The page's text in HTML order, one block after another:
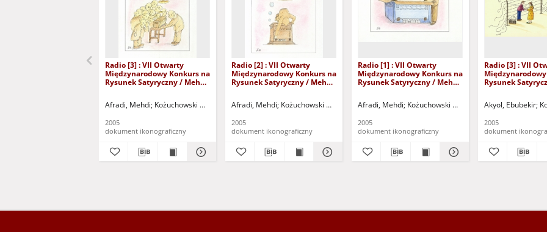
Radio [3] : VII Otwarty
Międzynarodowy Konkurs na
Rysunek Satyryczny / Mehdi
Afradi, Mehdi Kożuchowski Ośrodek Kultury i Sportu "Zamek" (Kożuchów). (ul. Klasztorna 14, 67-120 Kożuchów, tel. (068) 553-55-
2005
dokument ikonograficzny
Radio [2] : VII Otwarty
Międzynarodowy Konkurs na
Rysunek Satyryczny / Mehdi
Afradi, Mehdi Kożuchowski Ośrodek Kultury i Sportu "Zamek" (Kożuchów). (ul. Klasztorna
2005
dokument ikonograficzny
Radio [1] : VII Otwarty
Międzynarodowy Konkurs na
Rysunek Satyryczny / Mehdi
Afradi, Mehdi Kożuchowski Ośrodek Kultury i Sportu
2005
dokument ikonograficzny
Radio [3] : VII
Rysunek
Akyol, Ebubekir
2005
dokument